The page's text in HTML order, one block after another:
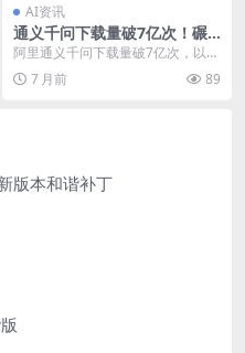
AI资讯
通义千问下载量破7亿次！碾
压Llama登顶全球开源大模型
阿里通义千问下载量破7亿次，以断
层优势领跑全球开源大模型生态 全
球AI开源格局正...
7 月前 89
版本和谐补丁